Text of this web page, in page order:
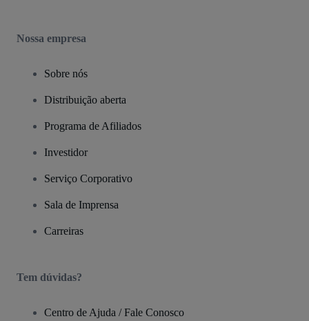
Nossa empresa
Sobre nós
Distribuição aberta
Programa de Afiliados
Investidor
Serviço Corporativo
Sala de Imprensa
Carreiras
Tem dúvidas?
Centro de Ajuda / Fale Conosco